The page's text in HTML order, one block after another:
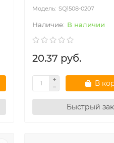
SQ1508-0207
В наличии
20.37 руб.
В
Быстрый